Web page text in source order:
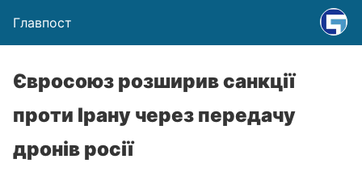
Главпост
Євросоюз розширив санкції
проти Ірану через передачу
дронів росії